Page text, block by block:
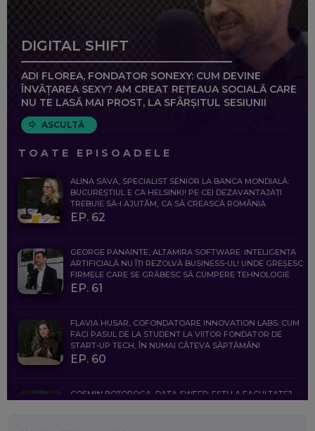
DIGITAL SHIFT
ADI FLOREA, FONDATOR SONEXY: CUM DEVINE
ÎNVĂȚAREA SEXY? AM CREAT REȚEAUA SOCIALĂ CARE
NU TE LASĂ MAI PROST, LA SFÂRȘITUL SESIUNII
ASCULTĂ
TOATE EPISOADELE
ALINA SAVA, SPECIALIST SENIOR LA BANCA MONDIALĂ:
BUCUREȘTIUL E CA HELSINKI! PE CEI DEZAVANTAJAȚI
TREBUIE SĂ-I AJUTĂM, CA SĂ CREASCĂ ROMÂNIA
EP. 62
GEORGE PANAINTE, ALTAMIRA SOFTWARE: INTELIGENȚA
ARTIFICIALĂ NU ÎȚI REZOLVĂ BUSINESS-UL! UNDE GREȘESC
FIRMELE CARE SE GRĂBESC SĂ CUMPERE TEHNOLOGIE
EP. 61
FLAVIA HUSAR, COFONDATOARE INNOVATION LABS: CUM
FACI PASUL DE LA STUDENT LA VIITOR FONDATOR DE
START-UP TECH, ÎN NUMAI CÂTEVA SĂPTĂMÂNI
EP. 60
COSMIN BOȚOROGA, DATA SWEEP: EȘTI LA FACULTATE?